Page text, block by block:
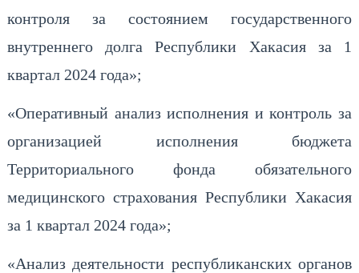
контроля за состоянием государственного
внутреннего долга Республики Хакасия за 1
квартал 2024 года»;
«Оперативный анализ исполнения и контроль за
организацией исполнения бюджета
Территориального фонда обязательного
медицинского страхования Республики Хакасия
за 1 квартал 2024 года»;
«Анализ деятельности республиканских органов